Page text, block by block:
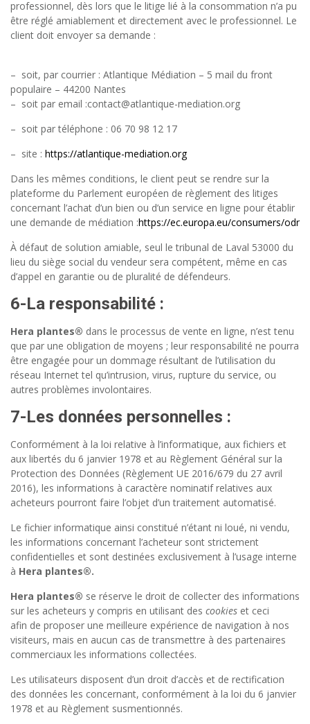
professionnel, dès lors que le litige lié à la consommation n’a pu
être réglé amiablement et directement avec le professionnel. Le
client doit envoyer sa demande :
– soit, par courrier : Atlantique Médiation – 5 mail du front
populaire – 44200 Nantes
– soit par email :contact@atlantique-mediation.org
– soit par téléphone : 06 70 98 12 17
– site : https://atlantique-mediation.org
Dans les mêmes conditions, le client peut se rendre sur la
plateforme du Parlement européen de règlement des litiges
concernant l’achat d’un bien ou d’un service en ligne pour établir
une demande de médiation :https://ec.europa.eu/consumers/odr
À défaut de solution amiable, seul le tribunal de Laval 53000 du
lieu du siège social du vendeur sera compétent, même en cas
d’appel en garantie ou de pluralité de défendeurs.
6-La responsabilité :
Hera plantes® dans le processus de vente en ligne, n’est tenu
que par une obligation de moyens ; leur responsabilité ne pourra
être engagée pour un dommage résultant de l’utilisation du
réseau Internet tel qu’intrusion, virus, rupture du service, ou
autres problèmes involontaires.
7-Les données personnelles :
Conformément à la loi relative à l’informatique, aux fichiers et
aux libertés du 6 janvier 1978 et au Règlement Général sur la
Protection des Données (Règlement UE 2016/679 du 27 avril
2016), les informations à caractère nominatif relatives aux
acheteurs pourront faire l’objet d’un traitement automatisé.
Le fichier informatique ainsi constitué n’étant ni loué, ni vendu,
les informations concernant l’acheteur sont strictement
confidentielles et sont destinées exclusivement à l’usage interne
à Hera plantes®.
Hera plantes® se réserve le droit de collecter des informations
sur les acheteurs y compris en utilisant des cookies et ceci
afin de proposer une meilleure expérience de navigation à nos
visiteurs, mais en aucun cas de transmettre à des partenaires
commerciaux les informations collectées.
Les utilisateurs disposent d’un droit d’accès et de rectification
des données les concernant, conformément à la loi du 6 janvier
1978 et au Règlement susmentionnés.